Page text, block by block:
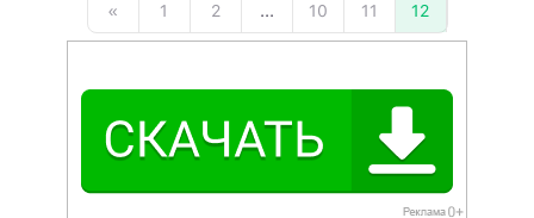
« 1 2 ... 10 11 12